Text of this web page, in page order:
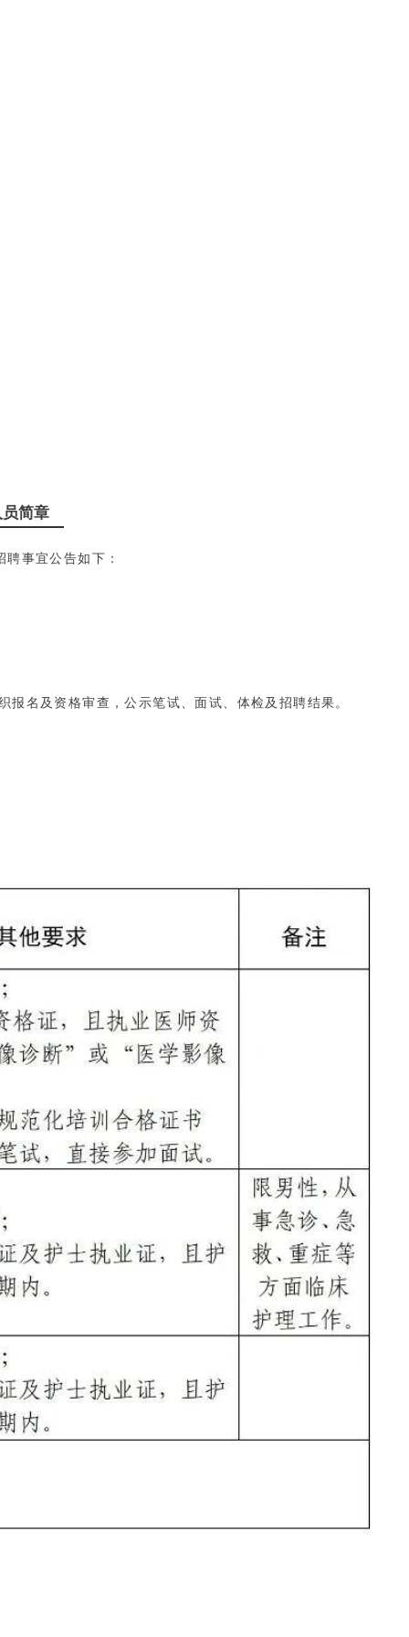
简章
事宜公告如下：
名及资格审查，公示笔试、面试、体检及招聘结果。